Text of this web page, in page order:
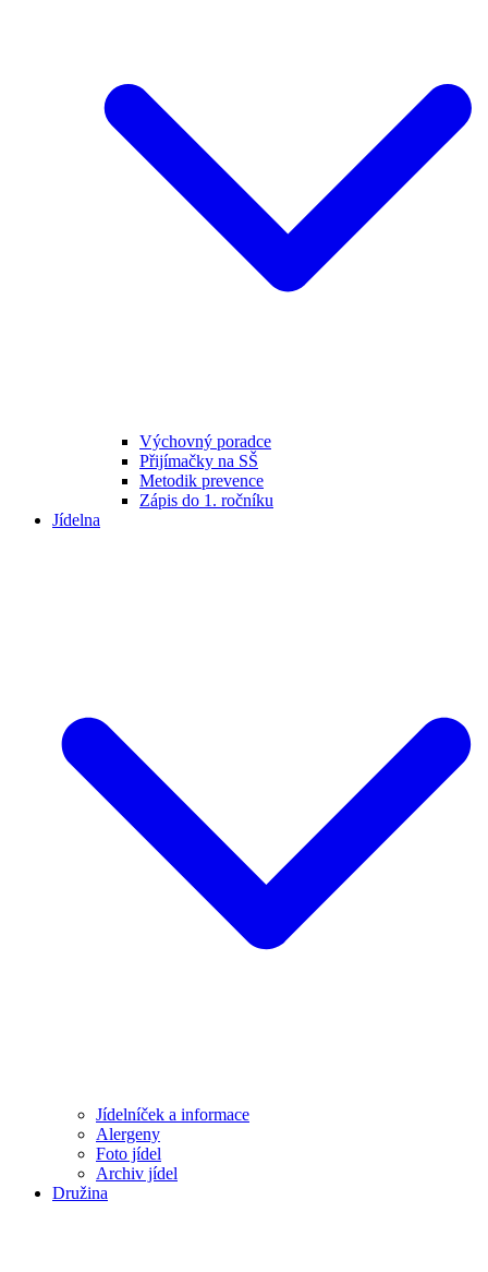
Výchovný poradce
Přijímačky na SŠ
Metodik prevence
Zápis do 1. ročníku
Jídelna
Jídelníček a informace
Alergeny
Foto jídel
Archiv jídel
Družina